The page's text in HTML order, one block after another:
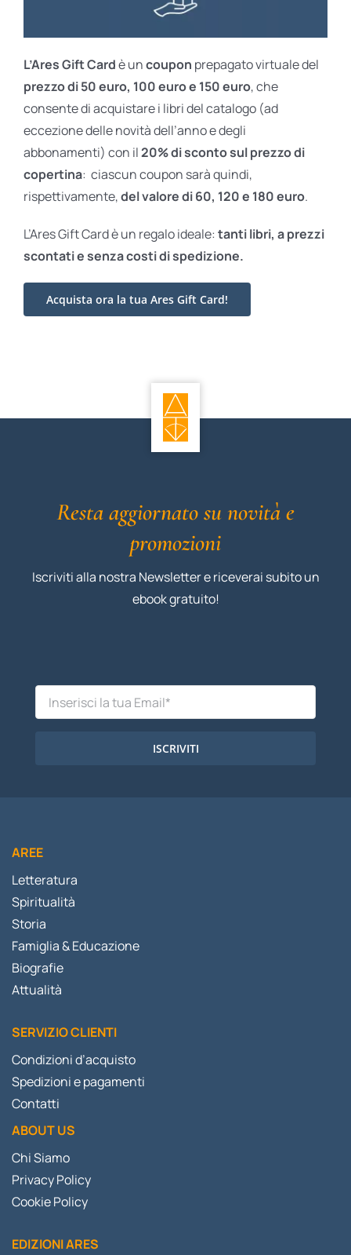
L’Ares Gift Cardè uncoupon prepagato virtuale del
prezzo di 50 euro, 100 euro e 150 euro, che
consente di acquistare i libri del catalogo (ad
eccezione delle novità dell’anno e degli
abbonamenti) con il20% di sconto sul prezzo di
copertina: ciascun coupon sarà quindi,
rispettivamente,del valore di 60, 120 e 180 euro.
L’Ares Gift Card è un regalo ideale: tanti libri, a prezzi
scontati esenza costi di spedizione.
Acquista ora la tua Ares Gift Card!
Resta aggiornato su novità e
promozioni
Iscriviti alla nostra Newsletter e riceverai subito un
ebook gratuito!
ISCRIVITI
AREE
Letteratura
Spiritualità
Storia
Famiglia & Educazione
Biografie
Attualità
SERVIZIO CLIENTI
Condizioni d’acquisto
Spedizioni e pagamenti
Contatti
ABOUT US
Chi Siamo
Privacy Policy
Cookie Policy
EDIZIONI ARES